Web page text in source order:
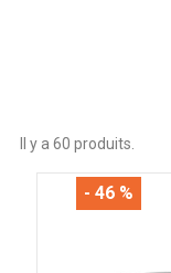
Il y a 60 produits.
- 46 %